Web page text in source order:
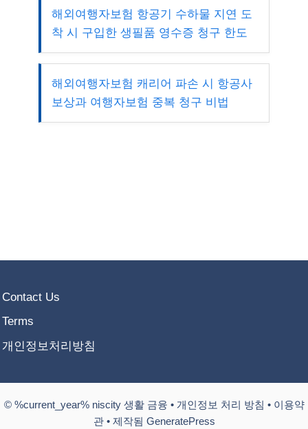
해외여행자보험 항공기 수하물 지연 도
착 시 구입한 생필품 영수증 청구 한도
해외여행자보험 캐리어 파손 시 항공사
보상과 여행자보험 중복 청구 비법
Contact Us
Terms
개인정보처리방침
© %current_year% niscity 생활 금융 • 개인정보 처리 방침 • 이용약
관• 제작됨 GeneratePress